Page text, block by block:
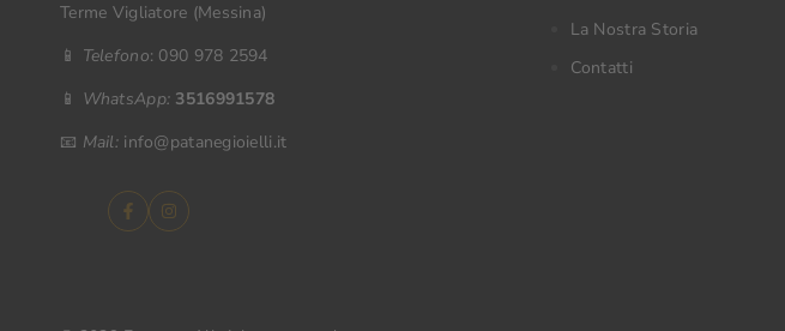
Terme Vigliatore (Messina)
📱 Telefono: 090 978 2594
📱 WhatsApp: 3516991578
📧 Mail: info@patanegioielli.it
FacebookInstagram
La Nostra Storia
Contatti